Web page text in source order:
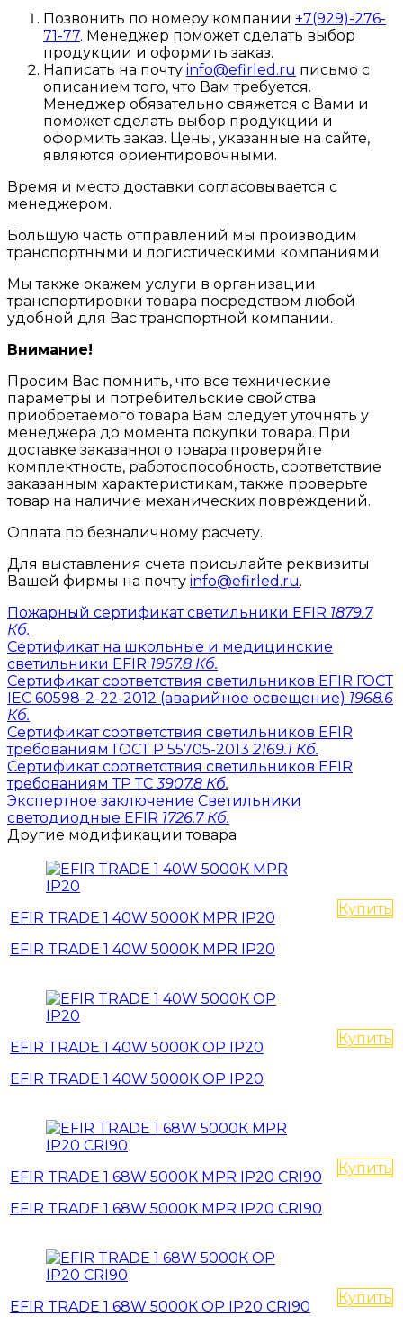
Позвонить по номеру компании +7(929)-276-
71-77. Менеджер поможет сделать выбор
продукции и оформить заказ.
Написать на почту info@efirled.ru письмо с
описанием того, что Вам требуется.
Менеджер обязательно свяжется с Вами и
поможет сделать выбор продукции и
оформить заказ. Цены, указанные на сайте,
являются ориентировочными.
Время и место доставки согласовывается с
менеджером.
Большую часть отправлений мы производим
транспортными и логистическими компаниями.
Мы также окажем услуги в организации
транспортировки товара посредством любой
удобной для Вас транспортной компании.
Внимание!
Просим Вас помнить, что все технические
параметры и потребительские свойства
приобретаемого товара Вам следует уточнять у
менеджера до момента покупки товара. При
доставке заказанного товара проверяйте
комплектность, работоспособность, соответствие
заказанным характеристикам, также проверьте
товар на наличие механических повреждений.
Оплата по безналичному расчету.
Для выставления счета присылайте реквизиты
Вашей фирмы на почту info@efirled.ru.
Пожарный сертификат светильники EFIR 1879.7
Кб.
Сертификат на школьные и медицинские
светильники EFIR 1957.8 Кб.
Сертификат соответствия светильников EFIR ГОСТ
IEC 60598-2-22-2012 (аварийное освещение) 1968.6
Кб.
Сертификат соответствия светильников EFIR
требованиям ГОСТ Р 55705-2013 2169.1 Кб.
Сертификат соответствия светильников EFIR
требованиям ТР ТС 3907.8 Кб.
Экспертное заключение Светильники
светодиодные EFIR 1726.7 Кб.
Другие модификации товара
EFIR TRADE 1 40W 5000К MPR IP20
EFIR TRADE 1 40W 5000К MPR IP20
Купить
EFIR TRADE 1 40W 5000К OP IP20
EFIR TRADE 1 40W 5000К OP IP20
Купить
EFIR TRADE 1 68W 5000К MPR IP20 CRI90
EFIR TRADE 1 68W 5000К MPR IP20 CRI90
Купить
EFIR TRADE 1 68W 5000К OP IP20 CRI90
Купить